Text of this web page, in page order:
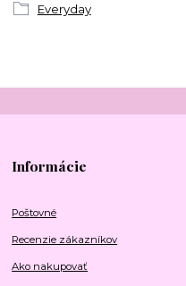
Everyday
Informácie
Poštovné
Recenzie zákazníkov
Ako nakupovať